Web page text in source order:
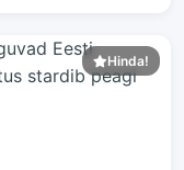
Hinda!